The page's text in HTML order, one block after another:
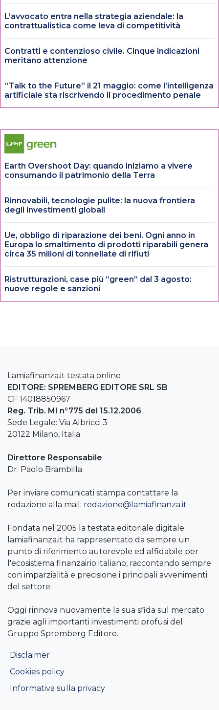
L’avvocato entra nella strategia aziendale: la
contrattualistica come leva di competitività
Contratti e contenzioso civile. Cinque indicazioni
meritano attenzione
“Talk to the Future” il 21 maggio: come l’intelligenza
artificiale sta riscrivendo il procedimento penale
Earth Overshoot Day: quando iniziamo a vivere
consumando il patrimonio della Terra
Rinnovabili, tecnologie pulite: la nuova frontiera
degli investimenti globali
Ue, obbligo di riparazione dei beni. Ogni anno in
Europa lo smaltimento di prodotti riparabili genera
circa 35 milioni di tonnellate di rifiuti
Ristrutturazioni, case più “green” dal 3 agosto:
nuove regole e sanzioni
Lamiafinanza.it testata online
EDITORE: SPREMBERG EDITORE SRL SB
CF 14018850967
Reg. Trib. MI n°775 del 15.12.2006
Sede Legale: Via Albricci 3
20122 Milano, Italia
Direttore Responsabile
Dr. Paolo Brambilla
Per inviare comunicati stampa contattare la
redazione alla mail: redazione@lamiafinanza.it
Fondata nel 2005 la testata editoriale digitale
lamiafinanza.it ha rappresentato da sempre un
punto di riferimento autorevole ed affidabile per
l'ecosistema finanzairio italiano, raccontando sempre
con imparzialità e precisione i principali avvenimenti
del settore.
Oggi rinnova nuovamente la sua sfida sul mercato
grazie agli importanti investimenti profusi del
Gruppo Spremberg Editore.
Disclaimer
Cookies policy
Informativa sulla privacy